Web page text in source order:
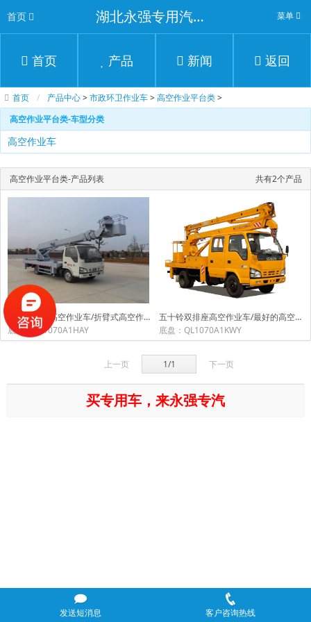
首页 湖北永强专用汽车有限公司 菜单
首页 产品 新闻 返回
首页 产品中心>市政环卫作业车>高空作业平台类>
高空作业平台类-车型分类
高空作业车
高空作业平台类-产品列表 共有2个产品
庆铃五十铃高空作业车/折臂式高空作业车
底盘：QL1070A1HAY
五十铃双排座高空作业车/最好的高空作业车
底盘：QL1070A1KWY
上一页 1/1 下一页
买专用车，来永强专汽
发送短消息 客户咨询热线